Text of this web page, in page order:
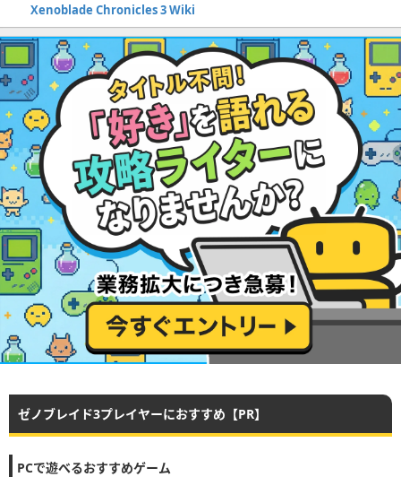
Xenoblade Chronicles 3 Wiki
ゼノブレイド3プレイヤーにおすすめ【PR】
PCで遊べるおすすめゲーム